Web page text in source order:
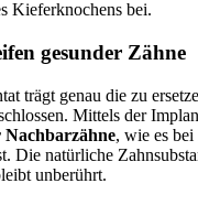
Kieferknochens bei.
gesunder Zähne
trägt genau die zu
Mittels der
Nachbarzähne, wie es
Die natürliche
unberührt.